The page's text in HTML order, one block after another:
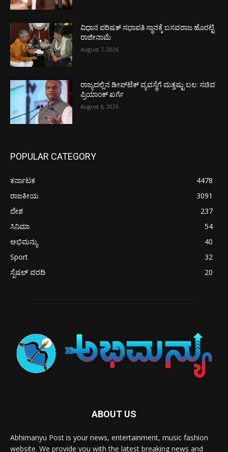
ವಿಧಾನ ಪರಿಷತ್ ಸಭಾಪತಿ ಸ್ಥಾನಕ್ಕೆ ಬಸವರಾಜ ಹೊರಟ್ಟಿ
ರಾಜೀನಾಮೆ
August 7, 2026
ರಾಜ್ಯದಲ್ಲಿನ ಡೀಪ್‌ಟೆಕ್‌ ವ್ಯವಸ್ಥೆಗೆ ಮತ್ತಷ್ಟು ಬಲ: ಸಚಿವ
ಪ್ರಿಯಾಂಕ್ ಖರ್ಗೆ
August 6, 2026
POPULAR CATEGORY
ಕರ್ನಾಟಕ
4478
ರಾಜಕೀಯ
3091
ದೇಶ
237
ಸಿನಿಮಾ
54
ಅಭಿಮನ್ಯು
40
Sport
32
ಸ್ಪೆಷಲ್ ವರದಿ
20
ABOUT US
Abhimanyu Post is your news, entertainment, music fashion
website. We provide you with the latest breaking news and